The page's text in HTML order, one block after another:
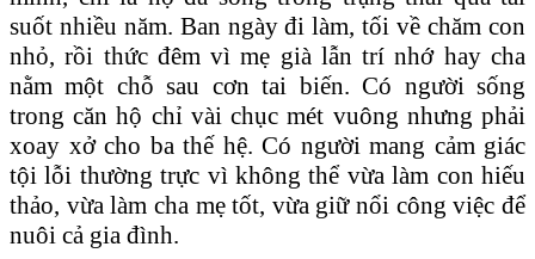
suốt nhiều năm. Ban ngày đi làm, tối về chăm con
nhỏ, rồi thức đêm vì mẹ già lẫn trí nhớ hay cha
nằm một chỗ sau cơn tai biến. Có người sống
trong căn hộ chỉ vài chục mét vuông nhưng phải
xoay xở cho ba thế hệ. Có người mang cảm giác
tội lỗi thường trực vì không thể vừa làm con hiếu
thảo, vừa làm cha mẹ tốt, vừa giữ nổi công việc để
nuôi cả gia đình.